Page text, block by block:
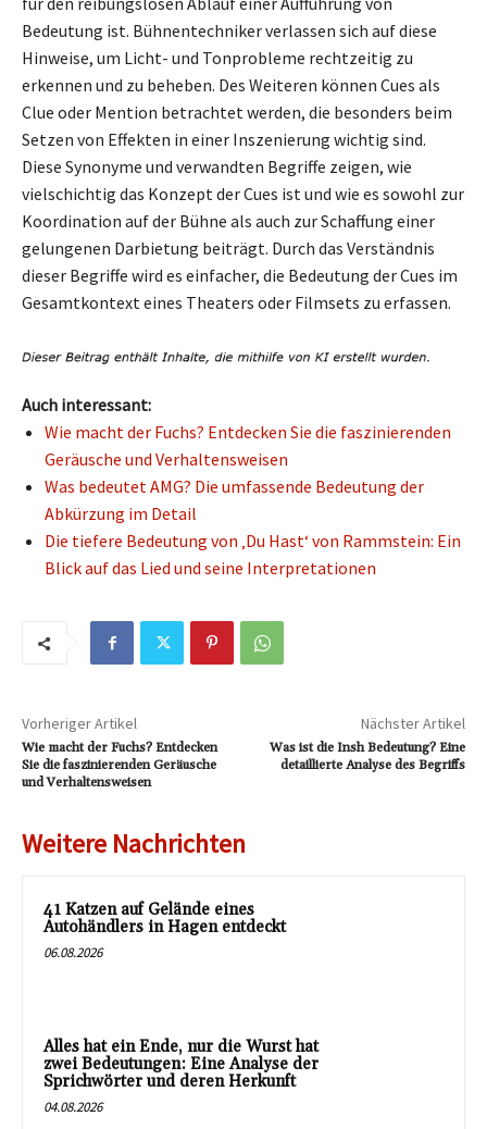
Bedeutung ist. Bühnentechniker verlassen sich auf diese
Hinweise, um Licht- und Tonprobleme rechtzeitig zu
erkennen und zu beheben. Des Weiteren können Cues als
Clue oder Mention betrachtet werden, die besonders beim
Setzen von Effekten in einer Inszenierung wichtig sind.
Diese Synonyme und verwandten Begriffe zeigen, wie
vielschichtig das Konzept der Cues ist und wie es sowohl zur
Koordination auf der Bühne als auch zur Schaffung einer
gelungenen Darbietung beiträgt. Durch das Verständnis
dieser Begriffe wird es einfacher, die Bedeutung der Cues im
Gesamtkontext eines Theaters oder Filmsets zu erfassen.
Auch interessant:
Wie macht der Fuchs? Entdecken Sie die faszinierenden
Geräusche und Verhaltensweisen
Was bedeutet AMG? Die umfassende Bedeutung der
Abkürzung im Detail
Die tiefere Bedeutung von ‚Du Hast‘ von Rammstein: Ein
Blick auf das Lied und seine Interpretationen
Vorheriger Artikel
Wie macht der Fuchs? Entdecken
Sie die faszinierenden Geräusche
und Verhaltensweisen
Nächster Artikel
Was ist die Insh Bedeutung? Eine
detaillierte Analyse des Begriffs
Weitere Nachrichten
41 Katzen auf Gelände eines
Autohändlers in Hagen entdeckt
06.08.2026
Alles hat ein Ende, nur die Wurst hat
zwei Bedeutungen: Eine Analyse der
Sprichwörter und deren Herkunft
04.08.2026